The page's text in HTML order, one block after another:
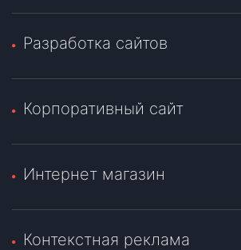
Разработка сайтов
Корпоративный сайт
Интернет магазин
Контекстная реклама